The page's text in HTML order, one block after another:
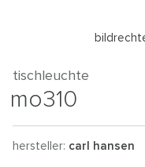
tischleuchte
mo310
hersteller: carl hansen